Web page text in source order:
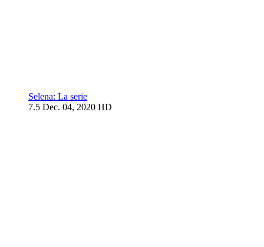
Selena: La serie
7.5 Dec. 04, 2020 HD